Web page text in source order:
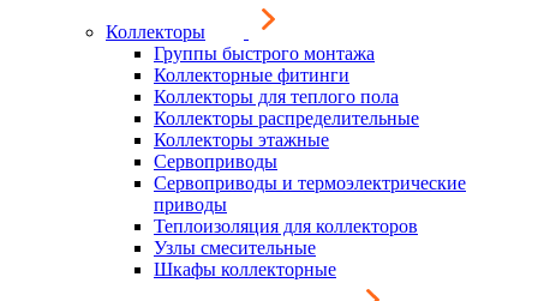
Коллекторы
Группы быстрого монтажа
Коллекторные фитинги
Коллекторы для теплого пола
Коллекторы распределительные
Коллекторы этажные
Сервоприводы
Сервоприводы и термоэлектрические
приводы
Теплоизоляция для коллекторов
Узлы смесительные
Шкафы коллекторные